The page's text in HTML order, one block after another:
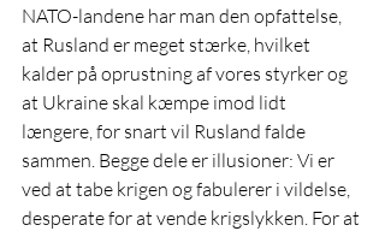
NATO-landene har man den opfattelse,
at Rusland er meget stærke, hvilket
kalder på oprustning af vores styrker og
at Ukraine skal kæmpe imod lidt
længere, for snart vil Rusland falde
sammen. Begge dele er illusioner: Vi er
ved at tabe krigen og fabulerer i vildelse,
desperate for at vende krigslykken. For at